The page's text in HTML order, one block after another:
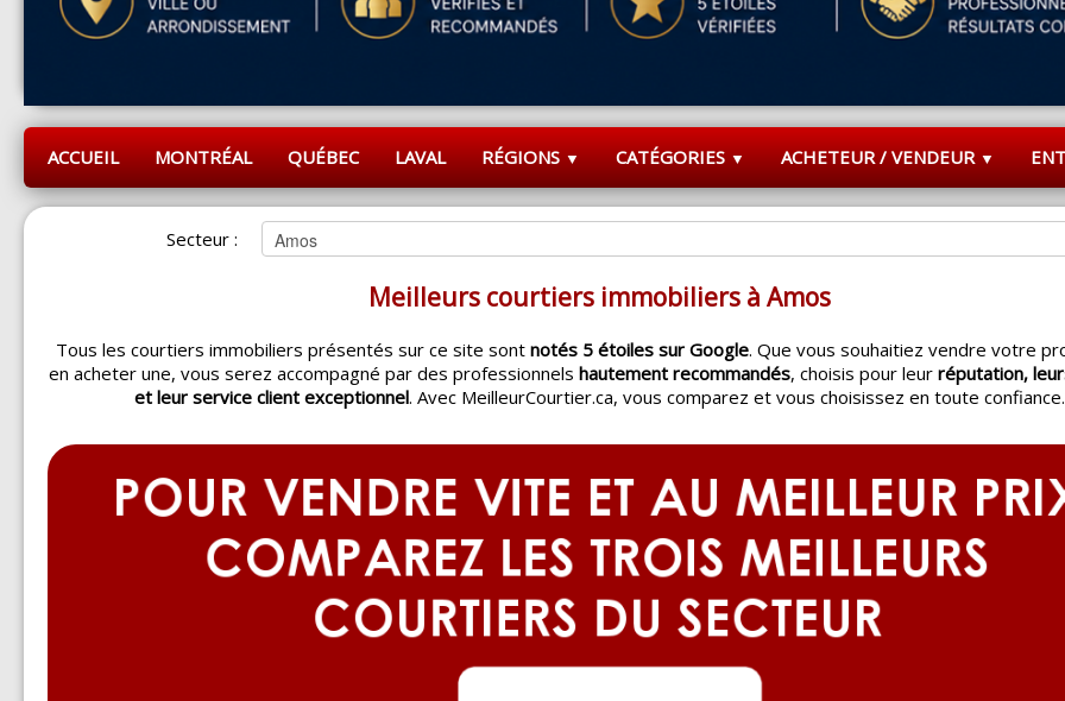
ACCUEIL MONTRÉAL QUÉBEC LAVAL RÉGIONS ▼ CATÉGORIES ▼ ACHETEUR / VENDEUR ▼
Secteur :
Meilleurs courtiers immobiliers à Amos
Tous les courtiers immobiliers présentés sur ce site sont notés 5 étoiles sur Google. Que vous souhaitiez vendre votre
en acheter une, vous serez accompagné par des professionnels hautement recommandés, choisis pour leur réputation,
et leur service client exceptionnel. Avec MeilleurCourtier.ca, vous comparez et vous choisissez en toute confiance.